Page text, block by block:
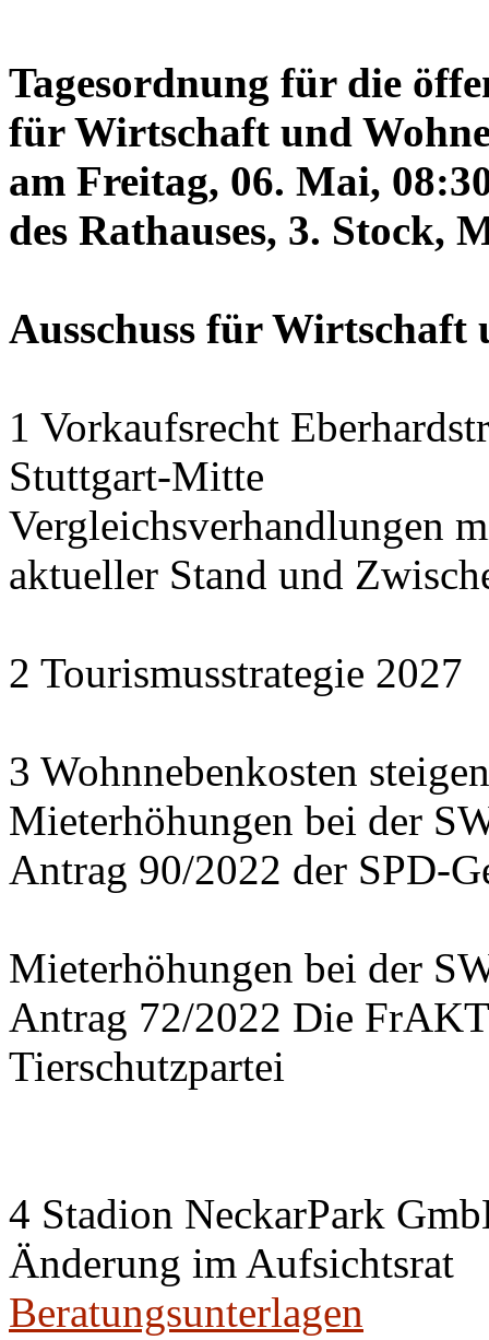
Tagesordnung für die
für Wirtschaft und
am Freitag, 06. Mai,
des Rathauses, 3. Stock,
Ausschuss für Wirtschaft
1 Vorkaufsrecht
Stuttgart-Mitte
Vergleichsverhandlungen
aktueller Stand und
2 Tourismusstrategie 2027
3 Wohnnebenkosten
Mieterhöhungen bei der
Antrag 90/2022 der SPD-
Mieterhöhungen bei der
Antrag 72/2022 Die
Tierschutzpartei
4 Stadion NeckarPark
Änderung im Aufsichtsrat
Beratungsunterlagen